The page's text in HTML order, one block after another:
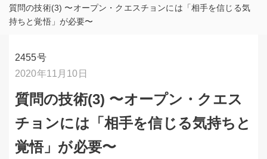
質問の技術(3) 〜オープン・クエスチョンには「相手を信じる気
持ちと覚悟」が必要〜
2455号
2020年11月10日
質問の技術(3) 〜オープン・クエス
チョンには「相手を信じる気持ちと
覚悟」が必要〜